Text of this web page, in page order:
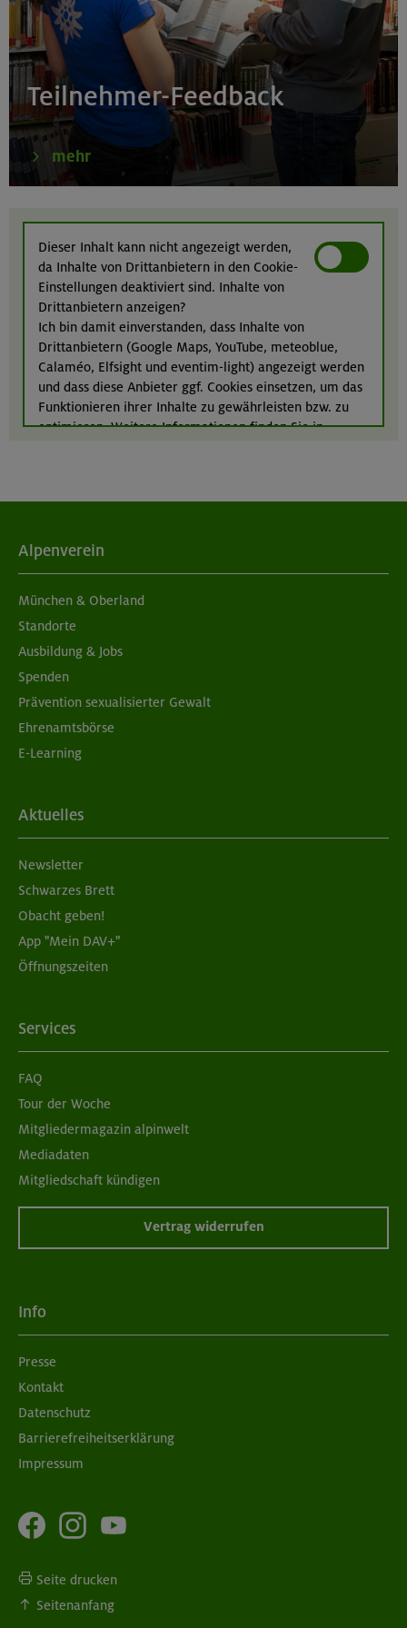
21.-23.08.26
Familienfreizeit: Hüttenübernachtung mit Kindern
von 6-9 J.
Kitzbüheler Alpen
Termine)
München
21.08.26
Klettertreff indoor
München
Teilnehmer-Feedback
mehr
Dieser Inhalt kann nicht angezeigt werden,
da Inhalte von Drittanbietern in den Cookie-
Einstellungen deaktiviert sind. Inhalte von
Drittanbietern anzeigen?
Ich bin damit einverstanden, dass Inhalte von
Drittanbietern (Google Maps, YouTube, meteoblue,
Calaméo, Elfsight und eventim-light) angezeigt werden
und dass diese Anbieter ggf. Cookies einsetzen, um das
Funktionieren ihrer Inhalte zu gewährleisten bzw. zu
optimieren. Weitere Informationen finden Sie in
Alpenverein
München & Oberland
Standorte
Ausbildung & Jobs
Spenden
Prävention sexualisierter Gewalt
Ehrenamtsbörse
E-Learning
Aktuelles
Newsletter
Schwarzes Brett
Obacht geben!
App "Mein DAV+"
Öffnungszeiten
Services
FAQ
Tour der Woche
Mitgliedermagazin alpinwelt
Mediadaten
Mitgliedschaft kündigen
Vertrag widerrufen
Info
Presse
Kontakt
Datenschutz
Barrierefreiheitserklärung
Impressum
Seite drucken
Seitenanfang